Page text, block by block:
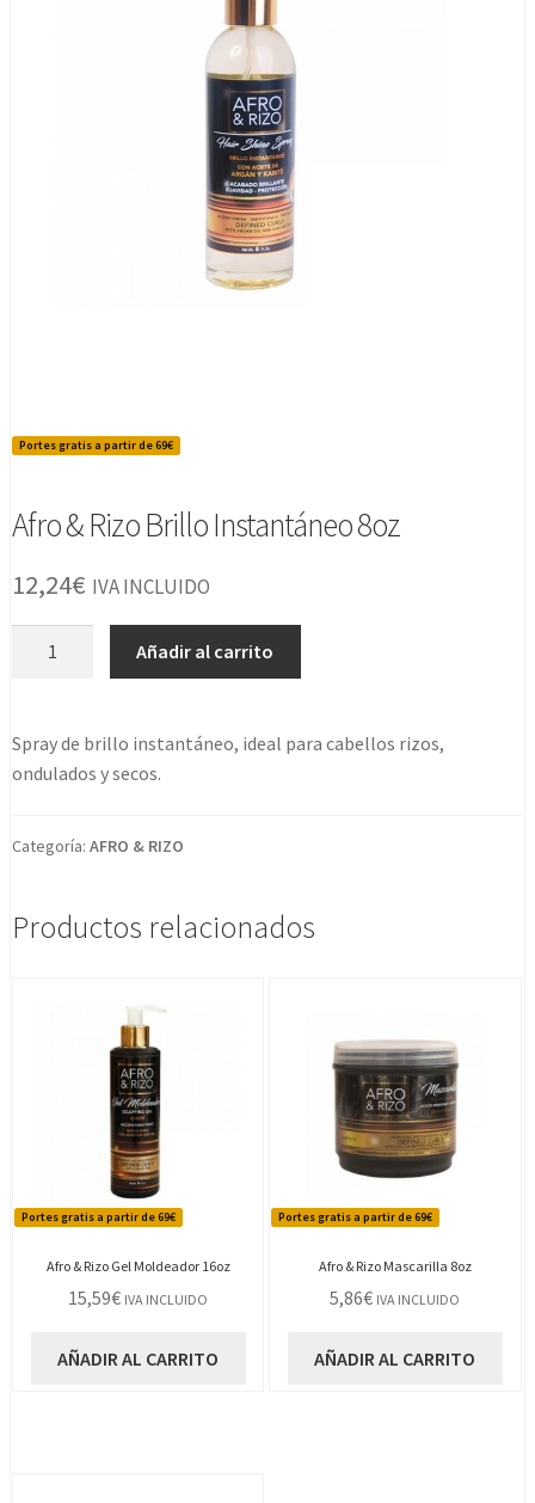
Portes gratis a partir de 69€
Afro & Rizo Brillo Instantáneo 8oz
12,24€ IVA INCLUIDO
Instantáneo
8oz
Añadir al carrito
Spray de brillo instantáneo, ideal para cabellos rizos,
ondulados y secos.
Categoría: AFRO & RIZO
Productos relacionados
Portes gratis a partir de 69€
Afro & Rizo Gel Moldeador 16oz
15,59€ IVA INCLUIDO
AÑADIR AL CARRITO
Portes gratis a partir de 69€
Afro & Rizo Mascarilla 8oz
5,86€ IVA INCLUIDO
AÑADIR AL CARRITO